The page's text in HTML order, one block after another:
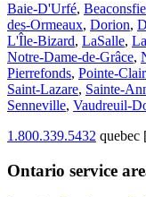
Baie-D'Urfé,
des-Ormeaux, Dorion,
L'Île-Bizard, LaSalle,
Notre-Dame-de-Grâce,
Pierrefonds, Pointe-
Saint-Lazare, Sainte-
Senneville, Vaudreuil-
1.800.339.5432 quebec
Ontario service